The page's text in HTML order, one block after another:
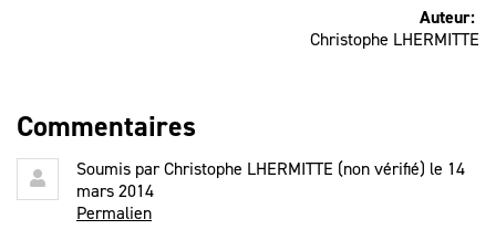
Auteur:
Christophe LHERMITTE
Commentaires
Soumis parChristophe LHERMITTE (non vérifié) le 14
mars 2014
Permalien